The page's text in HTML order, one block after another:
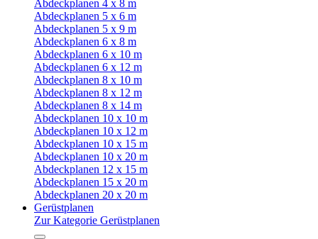
Abdeckplanen 4 x 8 m
Abdeckplanen 5 x 6 m
Abdeckplanen 5 x 9 m
Abdeckplanen 6 x 8 m
Abdeckplanen 6 x 10 m
Abdeckplanen 6 x 12 m
Abdeckplanen 8 x 10 m
Abdeckplanen 8 x 12 m
Abdeckplanen 8 x 14 m
Abdeckplanen 10 x 10 m
Abdeckplanen 10 x 12 m
Abdeckplanen 10 x 15 m
Abdeckplanen 10 x 20 m
Abdeckplanen 12 x 15 m
Abdeckplanen 15 x 20 m
Abdeckplanen 20 x 20 m
Gerüstplanen
Zur Kategorie Gerüstplanen